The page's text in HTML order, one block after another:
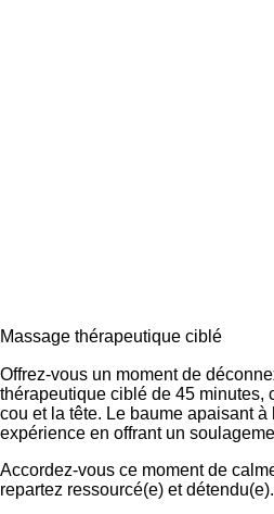
Massage thérapeutique ciblé
Offrez-vous un moment de
thérapeutique ciblé de 45 minutes,
cou et la tête. Le baume apaisant à
expérience en offrant un
Accordez-vous ce moment de
repartez ressourcé(e) et détendu(e).